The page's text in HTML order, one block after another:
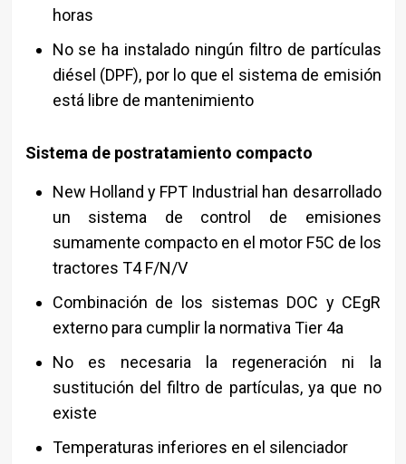
horas
No se ha instalado ningún filtro de partículas
diésel (DPF), por lo que el sistema de emisión
está libre de mantenimiento
Sistema de postratamiento compacto
New Holland y FPT Industrial han desarrollado
un sistema de control de emisiones
sumamente compacto en el motor F5C de los
tractores T4 F/N/V
Combinación de los sistemas DOC y CEgR
externo para cumplir la normativa Tier 4a
No es necesaria la regeneración ni la
sustitución del filtro de partículas, ya que no
existe
Temperaturas inferiores en el silenciador